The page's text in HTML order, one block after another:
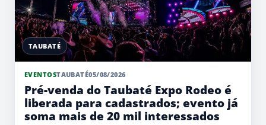
TAUBATÉ
EVENTOSTAUBATÉ05/08/2026
Pré-venda do Taubaté Expo Rodeo é
liberada para cadastrados; evento já
soma mais de 20 mil interessados